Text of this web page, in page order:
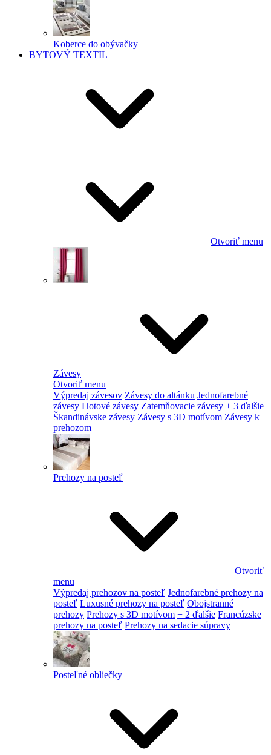
Koberce do obývačky
BYTOVÝ TEXTIL
Otvoriť menu
Závesy
Otvoriť menu
Výpredaj závesov Závesy do altánku Jednofarebné
závesy Hotové závesy Zatemňovacie závesy + 3 ďalšie
Škandinávske závesy Závesy s 3D motívom Závesy k
prehozom
Prehozy na posteľ
Otvoriť
menu
Výpredaj prehozov na posteľ Jednofarebné prehozy na
posteľ Luxusné prehozy na posteľ Obojstranné
prehozy Prehozy s 3D motívom + 2 ďalšie Francúzske
prehozy na posteľ Prehozy na sedacie súpravy
Posteľné obliečky